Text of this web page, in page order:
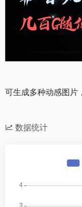
可生成多种动感图片
数据统计